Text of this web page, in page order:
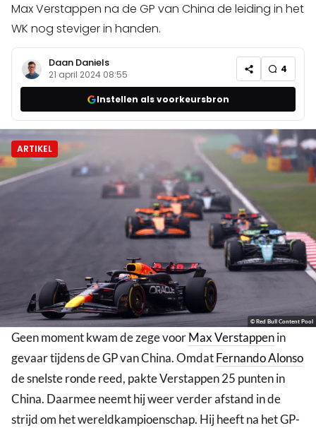
Max Verstappen na de GP van China de leiding in het
WK nog steviger in handen.
Daan Daniels
21 april 2024 08:55 4
Instellen als voorkeursbron
ARTIKEL
© Red Bull Content Pool
Geen moment kwam de zege voorMax Verstappenin
gevaar tijdens de GP van China. OmdatFernando Alonso
de snelste ronde reed, pakte Verstappen 25 punten in
China. Daarmee neemt hij weer verder afstand in de
strijd om het wereldkampioenschap. Hij heeft na het GP-